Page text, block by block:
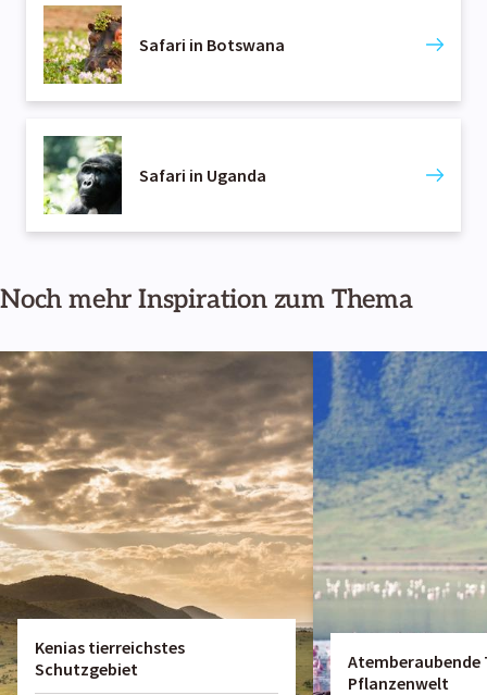
Safari in Botswana
Safari in Uganda
Noch mehr Inspiration zum Thema
Kenias tierreichstes
Schutzgebiet
Atemberaubende
Pflanzenwelt